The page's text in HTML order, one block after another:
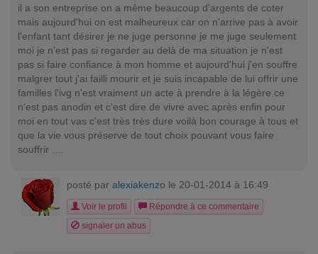
il a son entreprise on a même beaucoup d'argents de coter
mais aujourd'hui on est malheureux car on n'arrive pas à avoir
l'enfant tant désirer je ne juge personne je me juge seulement
moi je n'est pas si regarder au delà de ma situation je n'est
pas si faire confiance à mon homme et aujourd'hui j'en souffre
malgrer tout j'ai failli mourir et je suis incapable de lui offrir une
familles l'ivg n'est vraiment un acte à prendre à la légère ce
n'est pas anodin et c'est dire de vivre avec après enfin pour
moi en tout vas c'est très très dure voilà bon courage à tous et
que la vie vous préserve de tout choix pouvant vous faire
souffrir ....
posté par alexiakenzo le 20-01-2014 à 16:49
Voir le profil
Répondre à ce commentaire
signaler un abus